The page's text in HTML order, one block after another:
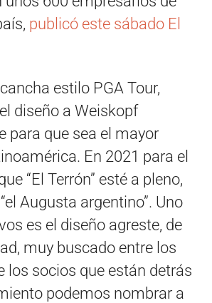
publicó este sábado El
estilo PGA Tour,
diseño a Weiskopf
para que sea el mayor
En 2021 para el
“El Terrón” esté a pleno,
Augusta argentino”. Uno
es el diseño agreste, de
muy buscado entre los
los socios que están detrás
podemos nombrar a